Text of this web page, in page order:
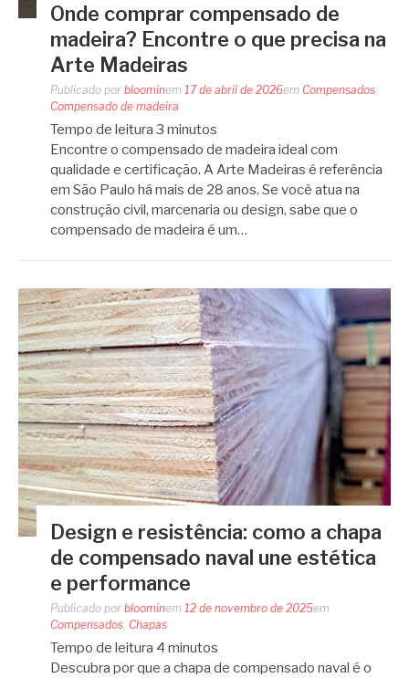
Onde comprar compensado de
madeira? Encontre o que precisa na
Arte Madeiras
Publicado por bloominem 17 de abril de 2026em Compensados
Compensado de madeira
Tempo de leitura 3 minutos
Encontre o compensado de madeira ideal com
qualidade e certificação. A Arte Madeiras é referência
em São Paulo há mais de 28 anos. Se você atua na
construção civil, marcenaria ou design, sabe que o
compensado de madeira é um…
Design e resistência: como a chapa
de compensado naval une estética
e performance
Publicado por bloominem 12 de novembro de 2025em
Compensados Chapas
Tempo de leitura 4 minutos
Descubra por que a chapa de compensado naval é o